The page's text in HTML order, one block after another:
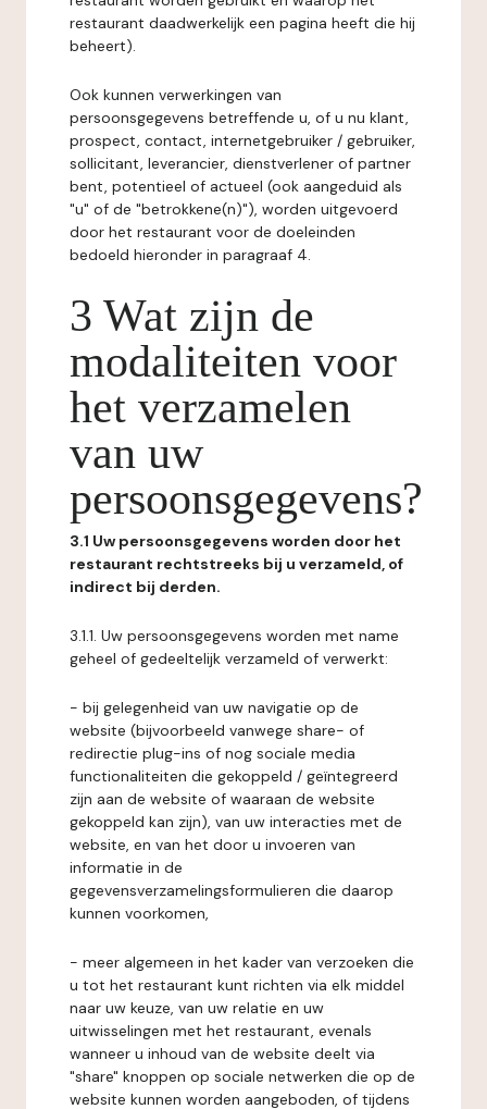
restaurant daadwerkelijk een pagina heeft die hij
beheert).
Ook kunnen verwerkingen van
persoonsgegevens betreffende u, of u nu klant,
prospect, contact, internetgebruiker / gebruiker,
sollicitant, leverancier, dienstverlener of partner
bent, potentieel of actueel (ook aangeduid als
"u" of de "betrokkene(n)"), worden uitgevoerd
door het restaurant voor de doeleinden
bedoeld hieronder in paragraaf 4.
3 Wat zijn de
modaliteiten voor
het verzamelen
van uw
persoonsgegevens?
3.1 Uw persoonsgegevens worden door het
restaurant rechtstreeks bij u verzameld, of
indirect bij derden.
3.1.1. Uw persoonsgegevens worden met name
geheel of gedeeltelijk verzameld of verwerkt:
- bij gelegenheid van uw navigatie op de
website (bijvoorbeeld vanwege share- of
redirectie plug-ins of nog sociale media
functionaliteiten die gekoppeld / geïntegreerd
zijn aan de website of waaraan de website
gekoppeld kan zijn), van uw interacties met de
website, en van het door u invoeren van
informatie in de
gegevensverzamelingsformulieren die daarop
kunnen voorkomen,
- meer algemeen in het kader van verzoeken die
u tot het restaurant kunt richten via elk middel
naar uw keuze, van uw relatie en uw
uitwisselingen met het restaurant, evenals
wanneer u inhoud van de website deelt via
"share" knoppen op sociale netwerken die op de
website kunnen worden aangeboden, of tijdens